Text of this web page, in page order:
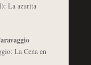
La azurita
La Cena en